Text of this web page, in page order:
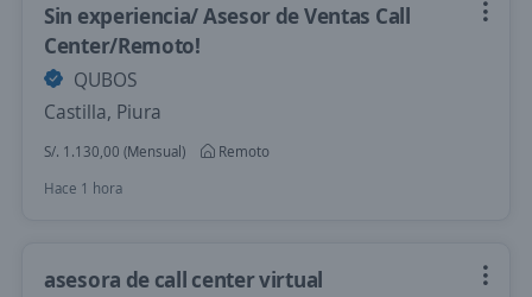
Sin experiencia/ Asesor de Ventas Call
Center/Remoto!
QUBOS
Castilla, Piura
S/. 1.130,00 (Mensual)
Remoto
Hace 1 hora
asesora de call center virtual